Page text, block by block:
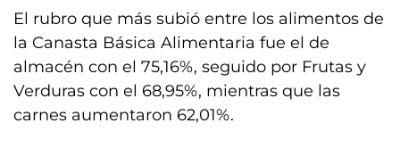
El rubro que más subió entre los alimentos de
la Canasta Básica Alimentaria fue el de
almacén con el 75,16%, seguido por Frutas y
Verduras con el 68,95%, mientras que las
carnes aumentaron 62,01%.